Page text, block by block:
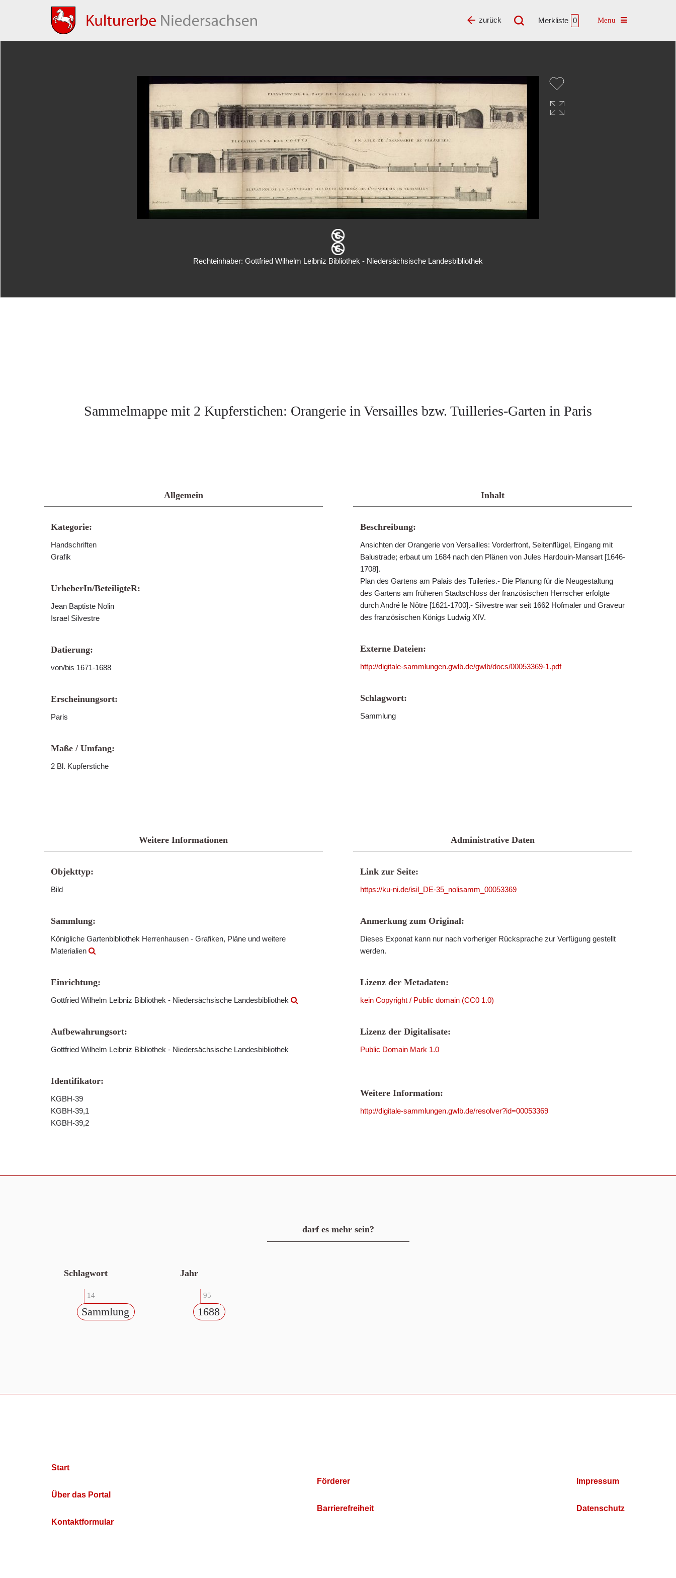
Merkliste 0 Toggle navigation
zurück
Rechteinhaber: Gottfried Wilhelm Leibniz Bibliothek - Niedersächsische Landesbibliothek
Sammelmappe mit 2 Kupferstichen: Orangerie in Versailles bzw. Tuilleries-Garten in Paris
Allgemein
Kategorie:
Handschriften
Grafik
UrheberIn/BeteiligteR:
Jean Baptiste Nolin
Israel Silvestre
Datierung:
von/bis 1671-1688
Erscheinungsort:
Paris
Maße / Umfang:
2 Bl. Kupferstiche
Inhalt
Beschreibung:
Ansichten der Orangerie von Versailles: Vorderfront, Seitenflügel, Eingang mit
Balustrade; erbaut um 1684 nach den Plänen von Jules Hardouin-Mansart [1646-
1708].
Plan des Gartens am Palais des Tuileries.- Die Planung für die Neugestaltung
des Gartens am früheren Stadtschloss der französischen Herrscher erfolgte
durch André le Nôtre [1621-1700].- Silvestre war seit 1662 Hofmaler und Graveur
des französischen Königs Ludwig XIV.
Externe Dateien:
http://digitale-sammlungen.gwlb.de/gwlb/docs/00053369-1.pdf
Schlagwort:
Sammlung
Weitere Informationen
Objekttyp:
Bild
Sammlung:
Königliche Gartenbibliothek Herrenhausen - Grafiken, Pläne und weitere
Materialien
Einrichtung:
Gottfried Wilhelm Leibniz Bibliothek - Niedersächsische Landesbibliothek
Aufbewahrungsort:
Gottfried Wilhelm Leibniz Bibliothek - Niedersächsische Landesbibliothek
Identifikator:
KGBH-39
KGBH-39,1
KGBH-39,2
Administrative Daten
Link zur Seite:
https://ku-ni.de/isil_DE-35_nolisamm_00053369
Anmerkung zum Original:
Dieses Exponat kann nur nach vorheriger Rücksprache zur Verfügung gestellt
werden.
Lizenz der Metadaten:
kein Copyright / Public domain (CC0 1.0)
Lizenz der Digitalisate:
Public Domain Mark 1.0
Weitere Information:
http://digitale-sammlungen.gwlb.de/resolver?id=00053369
darf es mehr sein?
Schlagwort
14
Sammlung
Jahr
95
1688
Start
Über das Portal
Kontaktformular
Förderer
Barrierefreiheit
Impressum
Datenschutz